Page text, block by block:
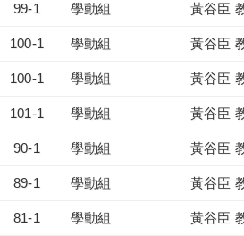
99-1 學動組 黃谷臣
100-1 學動組 黃谷臣
100-1 學動組 黃谷臣
101-1 學動組 黃谷臣
90-1 學動組 黃谷臣
89-1 學動組 黃谷臣
81-1 學動組 黃谷臣